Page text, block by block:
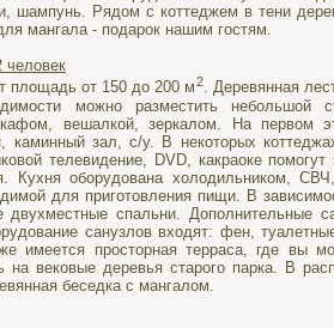
шампунь. Рядом с коттеджем в тени
мангала - подарок нашим гостям.
человек
площадь от 150 до 200 м2. Деревянная
можно разместить небольшой
вешалкой, зеркалом. На первом
каминный зал, с/у. В некоторых
телевидение, DVD, какраоке
Кухня оборудована холодильником,
для приготовления пищи. В
двухместные спальни. Дополнительные
санузлов входят: фен,
имеется просторная терраса, где вы
на вековые деревья старого парка. В
беседка с мангалом.